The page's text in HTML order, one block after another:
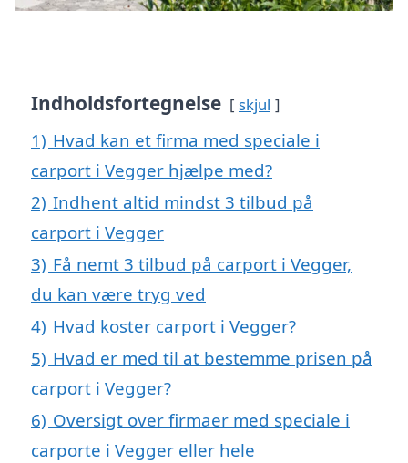
Indholdsfortegnelse skjul
1) Hvad kan et firma med speciale i
carport i Vegger hjælpe med?
2) Indhent altid mindst 3 tilbud på
carport i Vegger
3) Få nemt 3 tilbud på carport i Vegger,
du kan være tryg ved
4) Hvad koster carport i Vegger?
5) Hvad er med til at bestemme prisen på
carport i Vegger?
6) Oversigt over firmaer med speciale i
carporte i Vegger eller hele